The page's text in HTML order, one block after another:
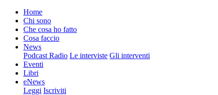
Home
Chi sono
Che cosa ho fatto
Cosa faccio
News
Podcast Radio Le interviste Gli interventi
Eventi
Libri
eNews
Leggi Iscriviti